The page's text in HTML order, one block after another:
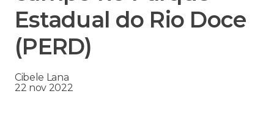
Estadual do Rio Doce
(PERD)
Cibele Lana
22 nov 2022